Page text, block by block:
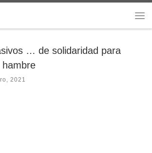
… de solidaridad para
2021